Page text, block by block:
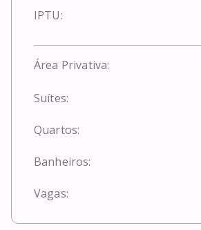
IPTU:
Área Privativa:
Suítes:
Quartos:
Banheiros:
Vagas: